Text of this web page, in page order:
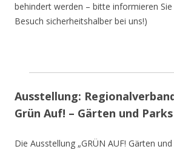
behindert werden – bitte informieren
Besuch sicherheitshalber bei uns!)
Ausstellung:
Grün Auf! – Gärten und
Die Ausstellung „GRÜN AUF! Gärten